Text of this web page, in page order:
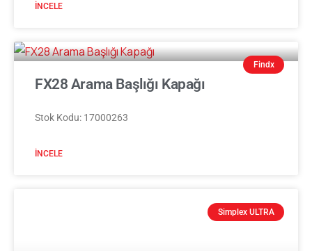
İNCELE
Findx
FX28 Arama Başlığı Kapağı
Stok Kodu: 17000263
İNCELE
Simplex ULTRA